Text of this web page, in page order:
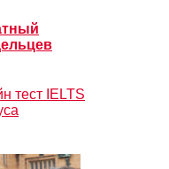
тест IELTS